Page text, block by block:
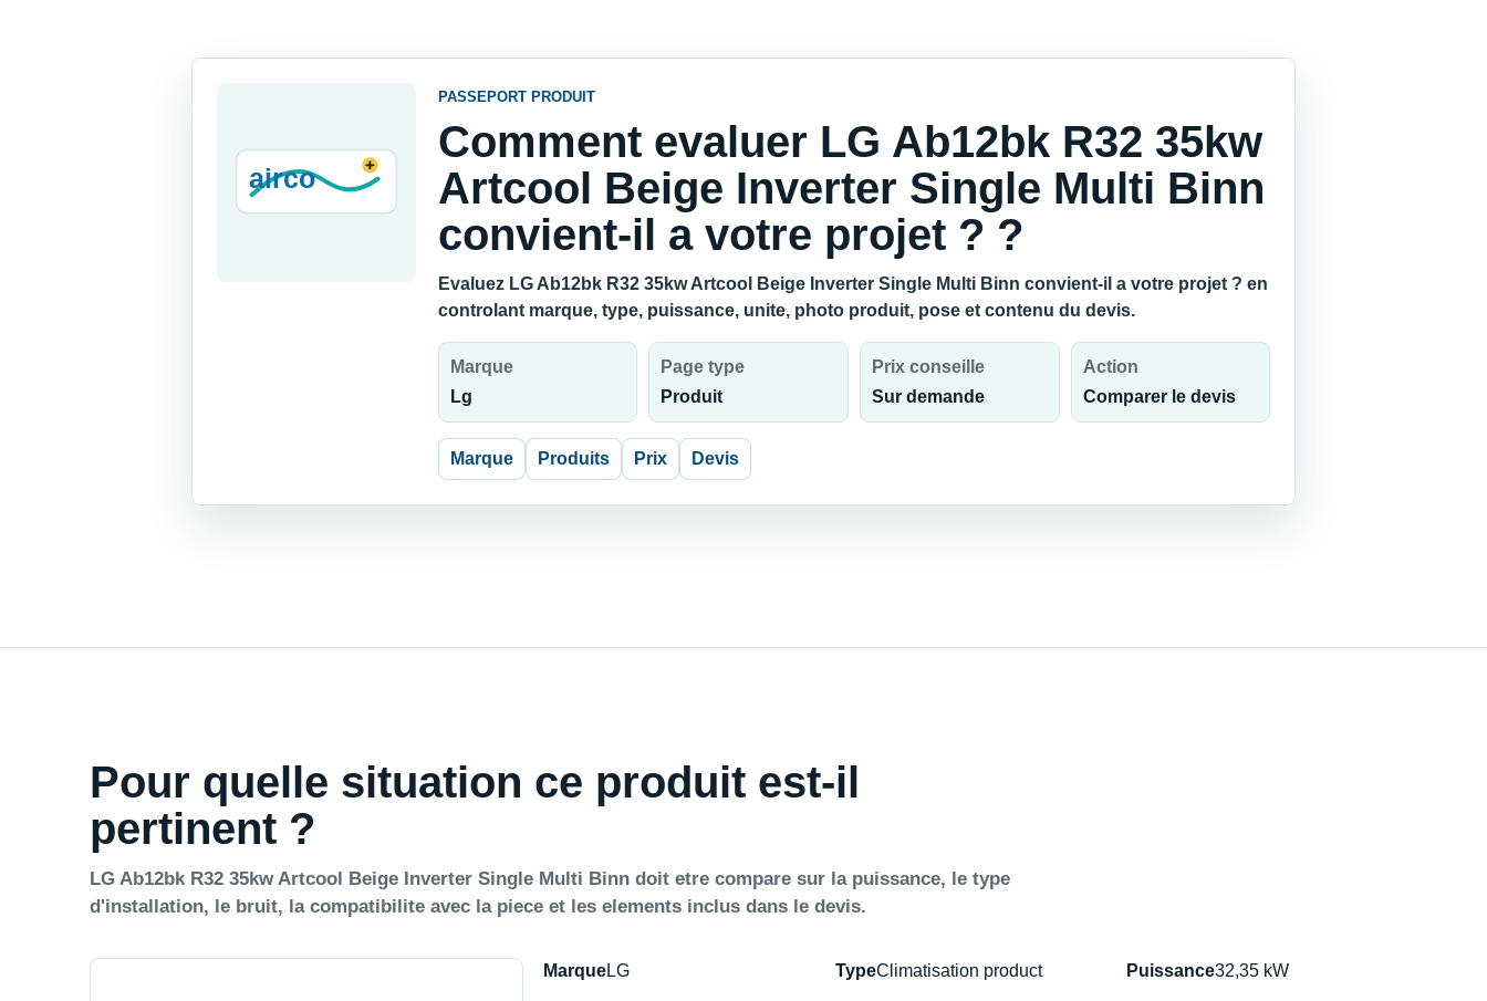
PASSEPORT PRODUIT
Comment evaluer LG Ab12bk R32 35kw
Artcool Beige Inverter Single Multi Binn
convient-il a votre projet ? ?
Evaluez LG Ab12bk R32 35kw Artcool Beige Inverter Single Multi Binn convient-il a votre projet ? en
controlant marque, type, puissance, unite, photo produit, pose et contenu du devis.
Marque
Lg
Page type
Produit
Prix conseille
Sur demande
Action
Comparer le devis
Marque Produits Prix Devis
Pour quelle situation ce produit est-il
pertinent ?
LG Ab12bk R32 35kw Artcool Beige Inverter Single Multi Binn doit etre compare sur la puissance, le type
d'installation, le bruit, la compatibilite avec la piece et les elements inclus dans le devis.
MarqueLG TypeClimatisation product Puissance32,35 kW